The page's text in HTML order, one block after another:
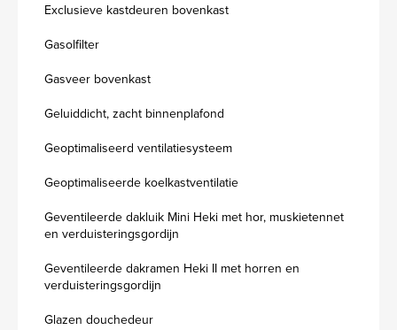
Exclusieve kastdeuren bovenkast
Gasolfilter
Gasveer bovenkast
Geluiddicht, zacht binnenplafond
Geoptimaliseerd ventilatiesysteem
Geoptimaliseerde koelkastventilatie
Geventileerde dakluik Mini Heki met hor, muskietennet
en verduisteringsgordijn
Geventileerde dakramen Heki II met horren en
verduisteringsgordijn
Glazen douchedeur